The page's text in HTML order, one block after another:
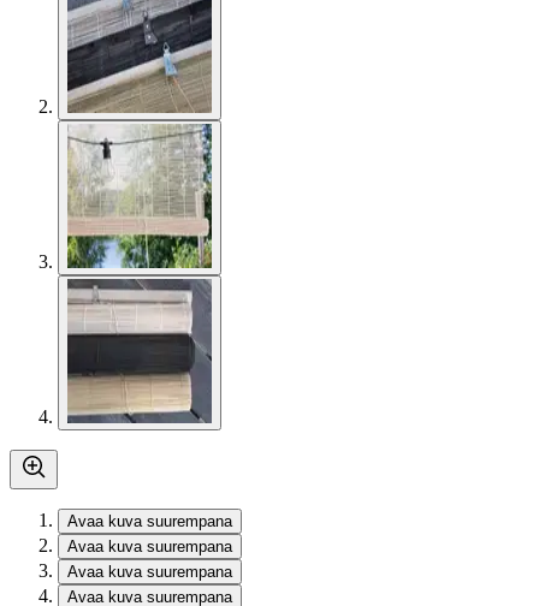
Avaa kuva suurempana
Avaa kuva suurempana
Avaa kuva suurempana
Avaa kuva suurempana